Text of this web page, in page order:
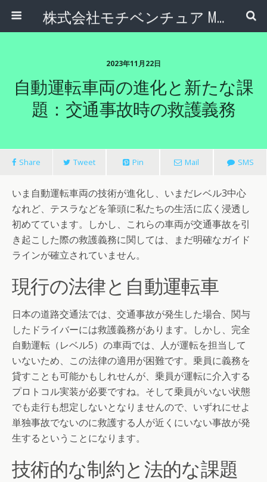
株式会社モチベンチュア Motiventure Inc.
2023年11月22日
自動運転車両の進化と新たな課
題：交通事故時の救護義務
Share Tweet Pin Mail SMS
いま自動運転車両の技術が進化し、いまだレベル3中心
なれど、テスラなどを筆頭に私たちの生活に広く浸透し
初めてています。しかし、これらの車両が交通事故を引
き起こした際の救護義務に関しては、まだ明確なガイド
ラインが確立されていません。
現行の法律と自動運転車
日本の道路交通法では、交通事故が発生した場合、関与
したドライバーには救護義務があります。しかし、完全
自動運転（レベル5）の車両では、人が運転を担当して
いないため、この法律の適用が困難です。乗員に義務を
貸すことも可能かもしれせんが、乗員が運転に介入する
プロトコル実装が必要ですね。そして乗員がいない状態
でも走行も想定しないとなりませんので、いずれにせよ
単独事故でないのに救護する人が近くにいない事故が発
生するということになります。
技術的な制約と法的な課題